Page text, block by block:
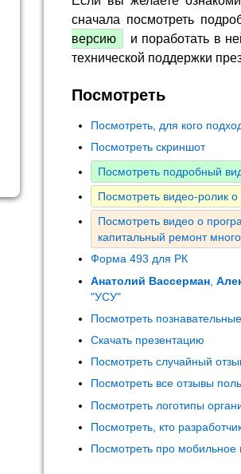
сначала посмотреть
версию
и поработать в
технической поддержки
Посмотреть
Посмотреть, для кого
Посмотреть скриншот
Посмотреть подробный
Посмотреть видео-ролик
Посмотреть видео о
капитальный ремонт
Форма 493 для РК
Анатолий Вассерман
"УСУ"
Посмотреть
Скачать презентацию
Посмотреть случайный
Посмотреть все отзывы
Посмотреть логотипы
Посмотреть, кто
Посмотреть про мобильное